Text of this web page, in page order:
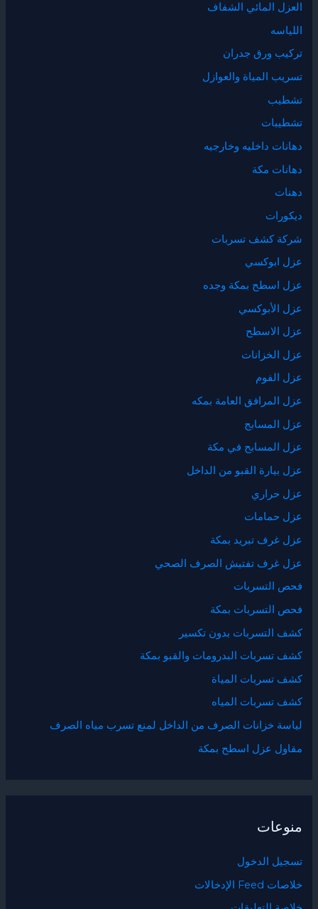
العزل المائي الشفاف
اللياسه
تركيب ورق جدران
تسريب المياة والعوازل
تشطيب
تشطيبات
دهانات داخليه وخارجيه
دهانات مكة
دهنات
ديكورات
شركة كشف تسربات
عزل ابوكسي
عزل اسطح بمكة وجده
عزل الأبوكسي
عزل الاسطح
عزل الخزانات
عزل الفوم
عزل المرافق العامة بمكه
عزل المسابح
عزل المسابح في مكة
عزل بيارة القبو من الداخل
عزل حراري
عزل حمامات
عزل غرف تبريد بمكة
عزل غرف تفتيش الصرف الصحي
فحص التسربات
فحص التسربات بمكة
كشف التسربات بدون تكسير
كشف تسربات البدرومات والقبو بمكة
كشف تسربات المياة
كشف تسربات المياه
لياسة خزانات الصرف من الداخل لمنع تسرب مياه الصرف
مقاول عزل اسطح بمكة
منوعات
تسجيل الدخول
خلاصات Feed الإدخالات